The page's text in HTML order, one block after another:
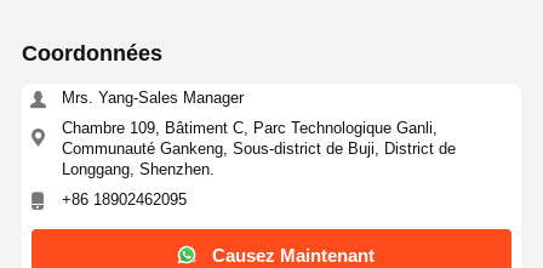
Coordonnées
Mrs. Yang-Sales Manager
Chambre 109, Bâtiment C, Parc Technologique Ganli,
Communauté Gankeng, Sous-district de Buji, District de
Longgang, Shenzhen.
+86 18902462095
Causez Maintenant